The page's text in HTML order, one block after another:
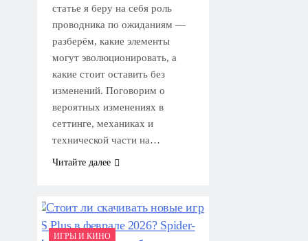
статье я беру на себя роль
проводника по ожиданиям —
разберём, какие элементы
могут эволюционировать, а
какие стоит оставить без
изменений. Поговорим о
вероятных изменениях в
сеттинге, механиках и
технической части на…
Читайте далее
ИГРЫ И КИНО